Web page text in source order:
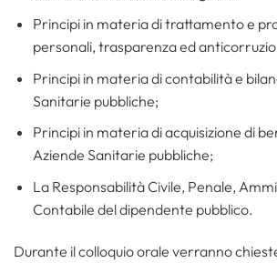
Principi in materia di trattamento e
personali, trasparenza ed
Principi in materia di contabilità e
Sanitarie pubbliche;
Principi in materia di acquisizione di
Aziende Sanitarie pubbliche;
La Responsabilità Civile, Penale,
Contabile del dipendente pubblico.
Durante il colloquio orale verranno